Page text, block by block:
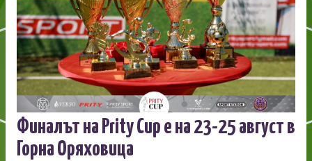
Финалът на Prity Cup е на 23-25 август в
Горна Оряховица